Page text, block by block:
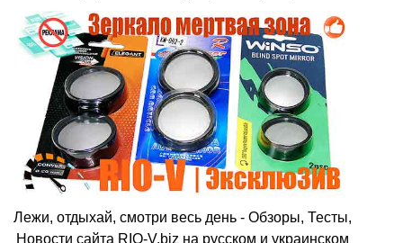
Лежи, отдыхай, смотри весь день - Обзоры, Тесты,
Новости сайта RIO-V.biz на русском и украинском